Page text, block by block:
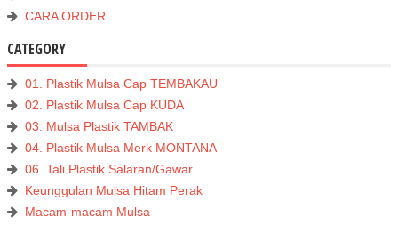
CARA ORDER
CATEGORY
01. Plastik Mulsa Cap TEMBAKAU
02. Plastik Mulsa Cap KUDA
03. Mulsa Plastik TAMBAK
04. Plastik Mulsa Merk MONTANA
06. Tali Plastik Salaran/Gawar
Keunggulan Mulsa Hitam Perak
Macam-macam Mulsa